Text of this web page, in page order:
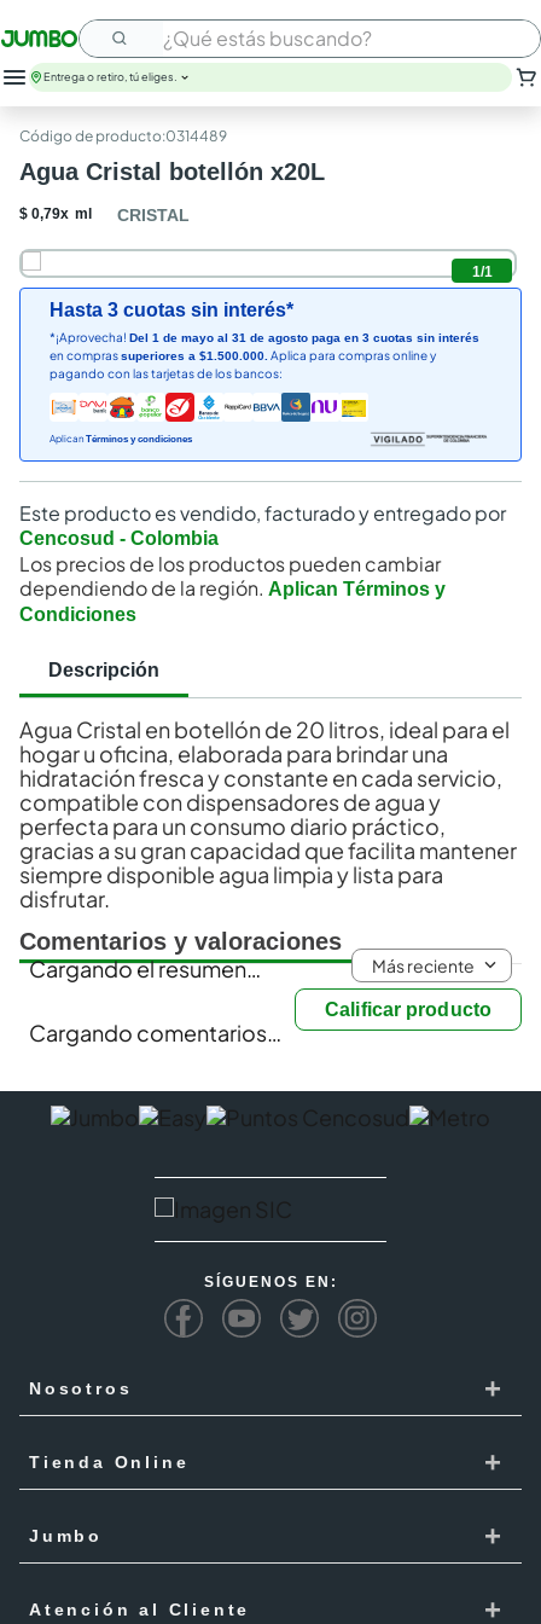
¿Qué estás buscando?
Entrega o retiro, tú eliges.
:0314489
Agua Cristal botellón x20L
$ 0,79x ml CRISTAL
1/1
Hasta 3 cuotas sin interés*
*¡Aprovecha! Del 1 de mayo al 31 de agosto paga en 3 cuotas sin interés
en comprassuperiores a $1.500.000. Aplica para compras online y
pagando con las tarjetas de los bancos:
Aplican Términos y condiciones
Este producto es vendido, facturado y entregado por
Cencosud - Colombia
Los precios de los productos pueden cambiar
dependiendo de la región. Aplican Términos y
Condiciones
Descripción
Agua Cristal en botellón de 20 litros, ideal para el
hogar u oficina, elaborada para brindar una
hidratación fresca y constante en cada servicio,
compatible con dispensadores de agua y
perfecta para un consumo diario práctico,
gracias a su gran capacidad que facilita mantener
siempre disponible agua limpia y lista para
disfrutar.
Comentarios y valoraciones
Calificar producto
Cargando el resumen… Más reciente
Cargando comentarios…
SÍGUENOS EN:
Nosotros +
Responsabilidad Social
Trabaja con Nosotros
Tienda Online +
Cómo comprar
Mis Pedidos
Jumbo +
Atención al Cliente +